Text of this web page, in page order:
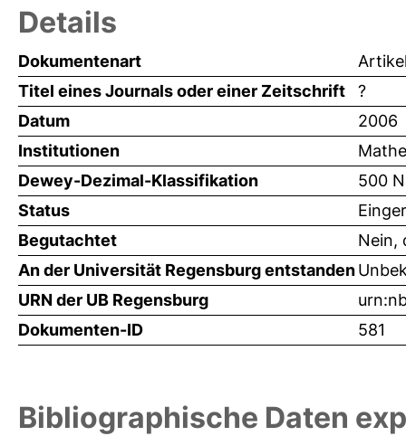
Details
Dokumentenart
Titel eines Journals oder einer Zeitschrift
?
Datum
2006
Institutionen
Dewey-Dezimal-Klassifikation
500
Status
Begutachtet
Nein,
An der Universität Regensburg entstanden
URN der UB Regensburg
Dokumenten-ID
581
Bibliographische Daten